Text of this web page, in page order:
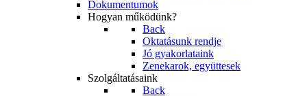
Dokumentumok
Hogyan működünk?
Back
Oktatásunk rendje
Jó gyakorlataink
Zenekarok, együttesek
Szolgáltatásaink
Back